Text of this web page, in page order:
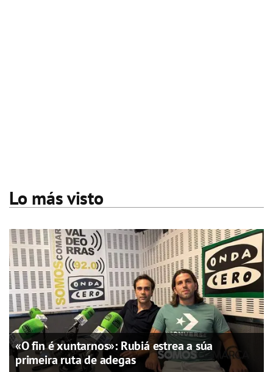
Lo más visto
«O fin é xuntarnos»: Rubiá estrea a súa
primeira ruta de adegas